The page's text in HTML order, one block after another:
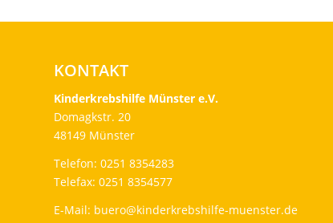
KONTAKT
Kinderkrebshilfe Münster e.V.
Domagkstr. 20
48149 Münster
Telefon: 0251 8354283
Telefax: 0251 8354577
E-Mail: buero@kinderkrebshilfe-muenster.de